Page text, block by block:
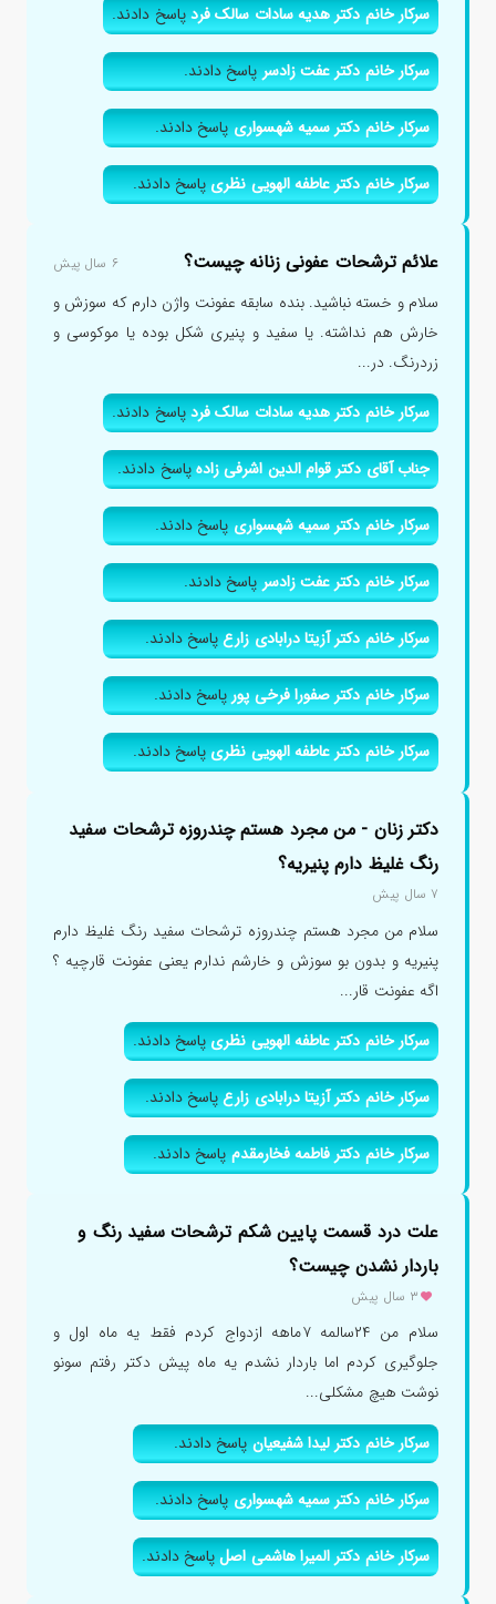
سرکار خانم دکتر هدیه سادات سالک فردپاسخ دادند.
سرکار خانم دکتر عفت زادسرپاسخ دادند.
سرکار خانم دکتر سمیه شهسواریپاسخ دادند.
سرکار خانم دکتر عاطفه الهویی نظریپاسخ دادند.
علائم ترشحات عفونی زنانه چیست؟ ۶ سال پیش
سلام و خسته نباشید. بنده سابقه عفونت واژن دارم که سوزش و
خارش هم نداشته. یا سفید و پنیری شکل بوده یا موکوسی و
زردرنگ. در...
سرکار خانم دکتر هدیه سادات سالک فردپاسخ دادند.
جناب آقای دکتر قوام الدین اشرفی زادهپاسخ دادند.
سرکار خانم دکتر سمیه شهسواریپاسخ دادند.
سرکار خانم دکتر عفت زادسرپاسخ دادند.
سرکار خانم دکتر آزیتا درابادی زارعپاسخ دادند.
سرکار خانم دکتر صفورا فرخی پورپاسخ دادند.
سرکار خانم دکتر عاطفه الهویی نظریپاسخ دادند.
دکتر زنان - من مجرد هستم چندروزه ترشحات سفید
رنگ غلیظ دارم پنیریه؟
۷ سال پیش
سلام من مجرد هستم چندروزه ترشحات سفید رنگ غلیظ دارم
پنیریه و بدون بو سوزش و خارشم ندارم یعنی عفونت قارچیه ؟
اگه عفونت قار...
سرکار خانم دکتر عاطفه الهویی نظریپاسخ دادند.
سرکار خانم دکتر آزیتا درابادی زارعپاسخ دادند.
سرکار خانم دکتر فاطمه فخارمقدمپاسخ دادند.
علت درد قسمت پایین شکم ترشحات سفید رنگ و
باردار نشدن چیست؟
۳ سال پیش
سلام من ۲۴سالمه ۷ماهه ازدواج کردم فقط یه ماه اول و
جلوگیری کردم اما باردار نشدم یه ماه پیش دکتر رفتم سونو
نوشت هیچ مشکلی...
سرکار خانم دکتر لیدا شفیعیانپاسخ دادند.
سرکار خانم دکتر سمیه شهسواریپاسخ دادند.
سرکار خانم دکتر المیرا هاشمی اصلپاسخ دادند.